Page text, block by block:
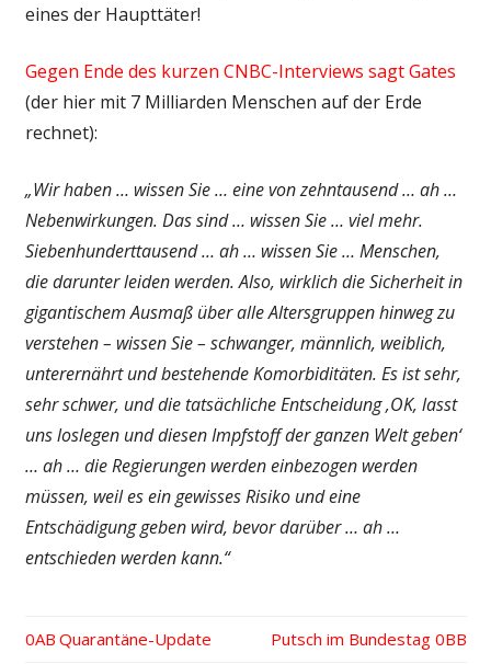
eines der Haupttäter!
Gegen Ende des kurzen CNBC-Interviews sagt Gates
(der hier mit 7 Milliarden Menschen auf der Erde
rechnet):
„Wir haben … wissen Sie … eine von zehntausend … ah …
Nebenwirkungen. Das sind … wissen Sie … viel mehr.
Siebenhunderttausend … ah … wissen Sie … Menschen,
die darunter leiden werden. Also, wirklich die Sicherheit in
gigantischem Ausmaß über alle Altersgruppen hinweg zu
verstehen – wissen Sie – schwanger, männlich, weiblich,
unterernährt und bestehende Komorbiditäten. Es ist sehr,
sehr schwer, und die tatsächliche Entscheidung ‚OK, lasst
uns loslegen und diesen Impfstoff der ganzen Welt geben‘
… ah … die Regierungen werden einbezogen werden
müssen, weil es ein gewisses Risiko und eine
Entschädigung geben wird, bevor darüber … ah …
entschieden werden kann.“
Vorheriger
Quarantäne-Update
Nächster
Putsch im Bundestag